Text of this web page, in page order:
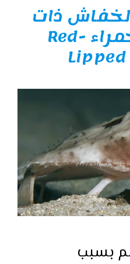
ذات
الشفاه الحمراء Red-
بسبب